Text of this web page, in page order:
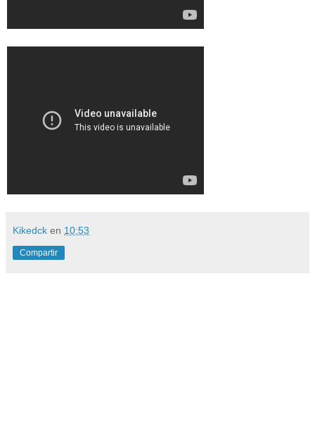
Kikedck en 10:53
Compartir